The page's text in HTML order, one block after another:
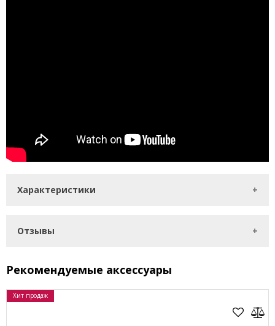
Характеристики
Отзывы
Рекомендуемые аксессуары
Хит продаж